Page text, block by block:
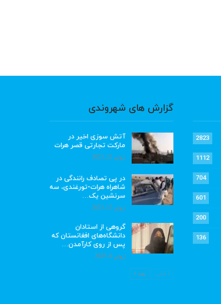
2823
1112
704
601
200
136
گزارش های شهروندی
آتش سوزی اخیر در
مارکت تجارتی قصر هرات
ژوئن 22, 2023
در پی تصادف رانندگی در
شاهراه هرات-تورغندی، سه
سرنشین یک…
ژوئن 15, 2023
گروهی از استادان
دانشگاه‌های افغانستان که
پس از روی کارآمدن…
ژوئن 6, 2023
قبلی بعد